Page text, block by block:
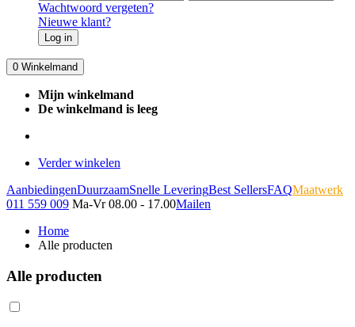
Wachtwoord vergeten?
Nieuwe klant?
Log in
0 Winkelmand
Mijn winkelmand
De winkelmand is leeg
Verder winkelen
AanbiedingenDuurzaamSnelle LeveringBest SellersFAQMaatwerk
011 559 009 Ma-Vr 08.00 - 17.00Mailen
Home
Alle producten
Alle producten